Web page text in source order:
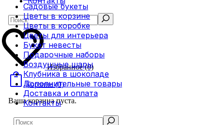
Search
Избранное (0)
Корзина (0)
Ваша корзина пуста.
Садовые букеты
Цветы в корзине
Цветы в коробке
Цветы для интерьера
Букет невесты
Подарочные наборы
Воздушные шары
Клубника в шоколаде
Дополнительные товары
Доставка и оплата
Контакты
Search